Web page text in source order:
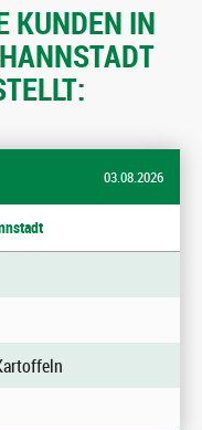
KUNDEN IN
03.08.2026